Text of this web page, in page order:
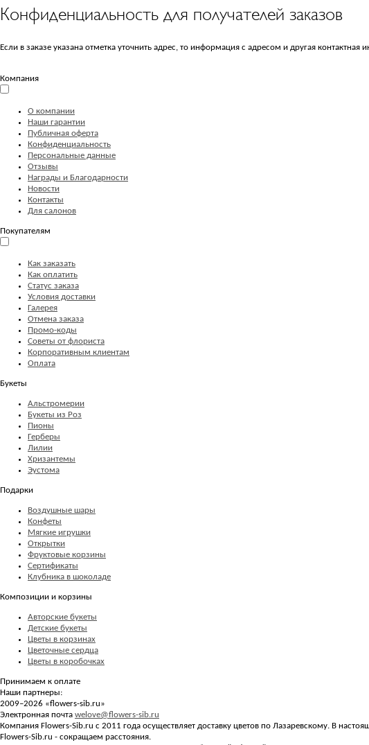
Конфиденциальность для получателей заказов
Если в заказе указана отметка уточнить адрес, то информация с адресом и другая
Компания
О компании
Наши гарантии
Публичная оферта
Конфиденциальность
Персональные данные
Отзывы
Награды и Благодарности
Новости
Контакты
Для салонов
Покупателям
Как заказать
Как оплатить
Статус заказа
Условия доставки
Галерея
Отмена заказа
Промо-коды
Советы от флориста
Корпоративным клиентам
Оплата
Букеты
Альстромерии
Букеты из Роз
Пионы
Герберы
Лилии
Хризантемы
Эустома
Подарки
Воздушные шары
Конфеты
Мягкие игрушки
Открытки
Фруктовые корзины
Сертификаты
Клубника в шоколаде
Композиции и корзины
Авторские букеты
Детские букеты
Цветы в корзинах
Цветочные сердца
Цветы в коробочках
Принимаем к оплате
Наши партнеры:
2009–2026 «flowers-sib.ru»
Электронная почта welove@flowers-sib.ru
Компания Flowers-Sib.ru с 2011 года осуществляет доставку цветов по Лазаревскому. В
Flowers-Sib.ru - сокращаем расстояния.